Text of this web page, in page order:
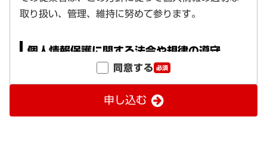
同意する 必須
申し込む